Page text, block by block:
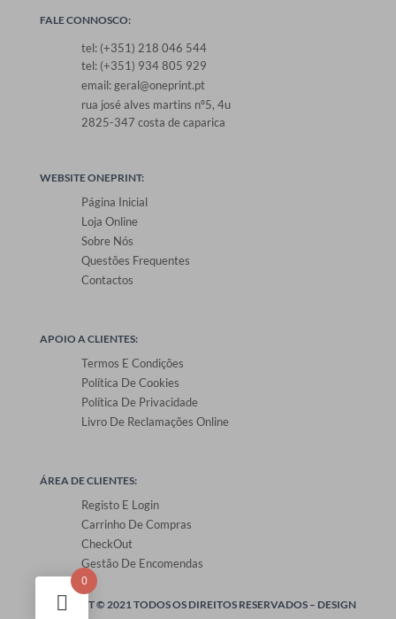
FALE CONNOSCO:
tel: (+351) 218 046 544
tel: (+351) 934 805 929
email: geral@oneprint.pt
rua josé alves martins nº5, 4u
2825-347 costa de caparica
WEBSITE ONEPRINT:
Página Inicial
Loja Online
Sobre Nós
Questões Frequentes
Contactos
APOIO A CLIENTES:
Termos E Condições
Política De Cookies
Política De Privacidade
Livro De Reclamações Online
ÁREA DE CLIENTES:
Registo E Login
Carrinho De Compras
CheckOut
Gestão De Encomendas
ONEPRINT © 2021 TODOS OS DIREITOS RESERVADOS – DESIGN
0